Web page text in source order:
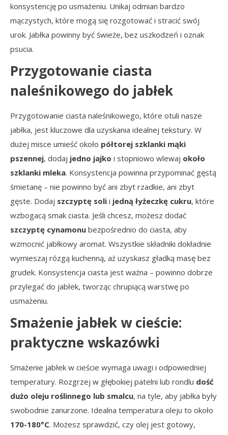
konsystencję po usmażeniu. Unikaj odmian bardzo
mączystych, które mogą się rozgotować i stracić swój
urok. Jabłka powinny być świeże, bez uszkodzeń i oznak
psucia.
Przygotowanie ciasta
naleśnikowego do jabłek
Przygotowanie ciasta naleśnikowego, które otuli nasze
jabłka, jest kluczowe dla uzyskania idealnej tekstury. W
dużej misce umieść około półtorej szklanki mąki
pszennej, dodaj jedno jajko i stopniowo wlewaj około
szklanki mleka. Konsystencja powinna przypominać gęstą
śmietanę – nie powinno być ani zbyt rzadkie, ani zbyt
gęste. Dodaj szczyptę soli i jedną łyżeczkę cukru, które
wzbogacą smak ciasta. Jeśli chcesz, możesz dodać
szczyptę cynamonu bezpośrednio do ciasta, aby
wzmocnić jabłkowy aromat. Wszystkie składniki dokładnie
wymieszaj rózgą kuchenną, aż uzyskasz gładką masę bez
grudek. Konsystencja ciasta jest ważna – powinno dobrze
przylegać do jabłek, tworząc chrupiącą warstwę po
usmażeniu.
Smażenie jabłek w cieście:
praktyczne wskazówki
Smażenie jabłek w cieście wymaga uwagi i odpowiedniej
temperatury. Rozgrzej w głębokiej patelni lub rondlu dość
dużo oleju roślinnego lub smalcu, na tyle, aby jabłka były
swobodnie zanurzone. Idealna temperatura oleju to około
170-180°C. Możesz sprawdzić, czy olej jest gotowy,